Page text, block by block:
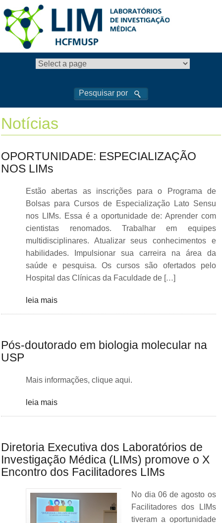
Notícias
OPORTUNIDADE: ESPECIALIZAÇÃO
NOS LIMs
Estão abertas as inscrições para o Programa de
Bolsas para Cursos de Especialização Lato Sensu
nos LIMs. Essa é a oportunidade de: Aprender com
cientistas renomados. Trabalhar em equipes
multidisciplinares. Atualizar seus conhecimentos e
habilidades. Impulsionar sua carreira na área da
saúde e pesquisa. Os cursos são ofertados pelo
Hospital das Clínicas da Faculdade de […]
leia mais
Pós-doutorado em biologia molecular na
USP
Mais informações, clique aqui.
leia mais
Diretoria Executiva dos Laboratórios de
Investigação Médica (LIMs) promove o X
Encontro dos Facilitadores LIMs
No dia 06 de agosto os
Facilitadores dos LIMs
tiveram a oportunidade